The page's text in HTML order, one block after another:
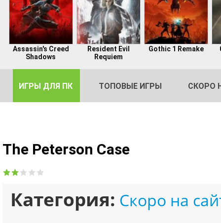
Assassin's Creed
Shadows
Resident Evil
Requiem
Gothic 1 Remake
ИГРЫ ДЛЯ ПК ТОПОВЫЕ ИГРЫ СКОРО
The Peterson Case
Категория: Скоро на